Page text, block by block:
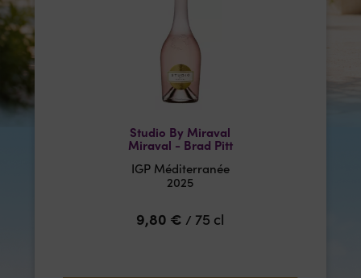
Studio By Miraval
Miraval - Brad Pitt
IGP Méditerranée
2025
9,80 € / 75 cl